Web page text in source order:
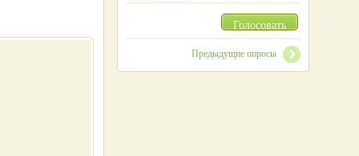
Голосовать
Предыдущие опросы